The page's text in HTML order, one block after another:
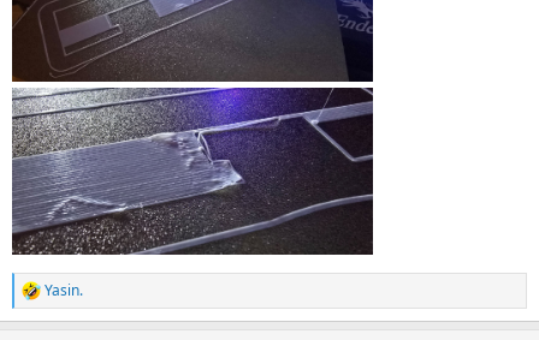
R
e
Yasin.